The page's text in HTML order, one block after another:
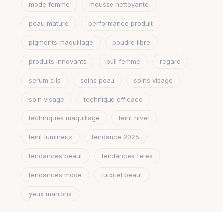
mode femme mousse nettoyante
peau mature performance produit
pigments maquillage poudre libre
produits innovants pull femme regard
serum cils soins peau soins visage
soin visage technique efficace
techniques maquillage teint hiver
teint lumineux tendance 2025
tendances beaut tendances fetes
tendances mode tutoriel beaut
yeux marrons